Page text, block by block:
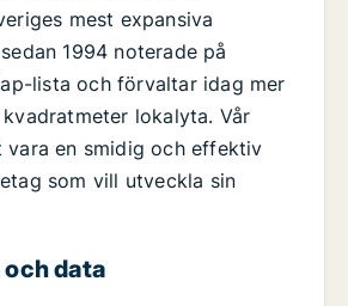
mest expansiva
1994 noterade på
lista och förvaltar idag mer
kvadratmeter lokalyta. Vår
vara en smidig och effektiv
som vill utveckla sin
data